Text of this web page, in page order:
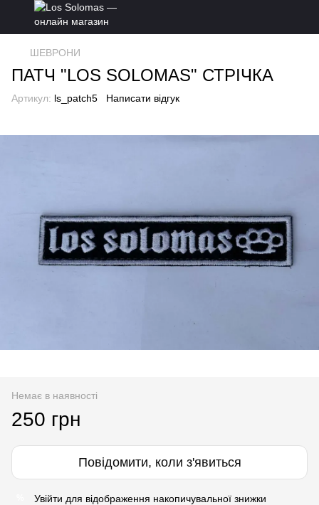
ШЕВРОНИ
ПАТЧ "LOS SOLOMAS" СТРІЧКА
Артикул: ls_patch5 Написати відгук
Немає в наявності
250 грн
Повідомити, коли з'явиться
Увійти для відображення накопичувальної знижки